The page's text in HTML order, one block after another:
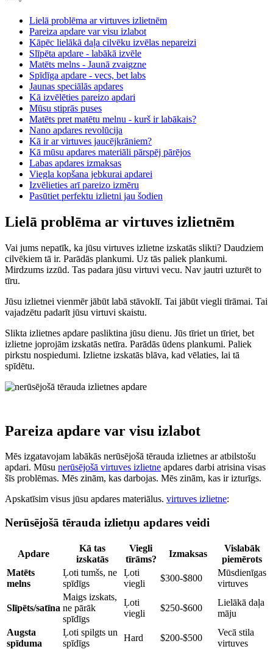
Lielā problēma ar virtuves izlietnēm
Pareiza apdare var visu izlabot
Kāpēc lielākā daļa cilvēku izvēlas nepareizi
Slīpēta apdare - labākā izvēle
Matēts melns - Jaunā zvaigzne
Spīdīga apdare - vecs, bet labs
Jaunas speciālās apdares
Kā izvēlēties pareizo apdari
Mūsu stiprās puses
Matēts pret matētu melnu - kurš ir labākais?
Nano apdares revolūcija
Kā ir ar virtuves jaucējkrāniem?
Kā mūsu apdares materiāli pārspēj pārējos
Labas apdares izmaksas
Viegla kopšana jebkurai apdarei
Izvēlieties arī pareizo izmēru
Pasūtiet perfektu izlietni jau šodien
Lielā problēma ar virtuves izlietnēm
Vai jums nepatīk, ka jūsu virtuves izlietne izskatās slikti? Daudziem
cilvēkiem tā ir. Parādās plankumi. Uz tās paliek plankumi.
Mirdzums izzūd. Tas padara jūsu virtuvi vecu. Nav jautri uzturēt to
tīru.
Jūsu izlietnei vienmēr jābūt labā stāvoklī. Tai jābūt viegli tīrāmai. Tai
vajadzētu padarīt jūsu virtuvi skaistu.
Slikta izlietnes apdare pasliktina jūsu dienu. Jūs tīriet un tīriet, bet
izlietne joprojām izskatās netīra. Parādās ūdens plankumi. Paliek
pirkstu nospiedumi. Izlietne izskatās blāva, kad vēlaties, lai tā
spīdētu.
Pareiza apdare var visu izlabot
Mēs izgatavojam labākās nerūsējošā tērauda izlietnes ar atbilstošu
apdari. Mūsu nerūsējošā virtuves izlietne apdares darbi atrisina visas
šīs problēmas. Mēs zinām, kas darbojas. Mēs zinām, kas ir izturīgs.
Apskatīsim visus jūsu apdares materiālus. virtuves izlietne:
Nerūsējošā tērauda izlietņu apdares veidi
Apdare
Kā tas
izskatās
Viegli
tīrāms?
Izmaksas
Vislabāk
piemērots
Matēts
melns
Ļoti tumšs, ne
spīdīgs
Ļoti
viegli
$300-$800
Mūsdienīgas
virtuves
Slīpēts/satīna
Maigs izskats,
ne pārāk
spīdīgs
Ļoti
viegli
$250-$600
Lielākā daļa
māju
Augsta
spīduma
Ļoti spilgts un
spīdīgs
Hard $200-$500
Vecā stila
virtuves